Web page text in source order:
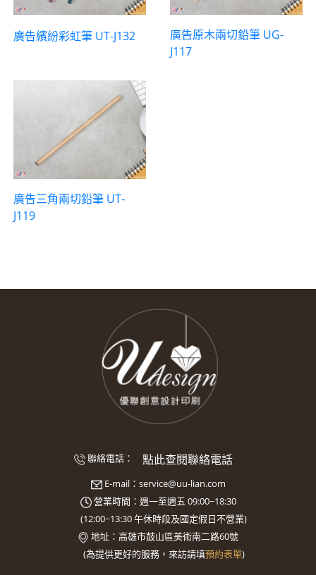
廣告繽紛彩虹筆 UT-J132
廣告原木兩切鉛筆 UG-
J117
廣告三角兩切鉛筆 UT-
J119
聯絡電話： 點此查閱聯絡電話
E-mail： service@uu-lian.com
營業時間：週一至週五 09:00~18:30
(12:00~13:30午休時段及國定假日不營業)
地址： 高雄市鼓山區美術南二路60號
(為提供更好的服務，來訪請填預約表單)